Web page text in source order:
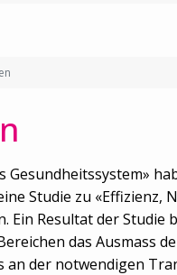
Studie zu «Effizienz,
Ein Resultat der Studie
das Ausmass
der notwendigen